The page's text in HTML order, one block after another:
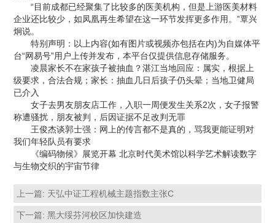
“目前成都已经聚集了比较多的医美机构，但是上游医美材料
企业还比较少，如凤凰再生希望在这一环节发挥更多作用。”覃兴
炯说。
特别声明：以上内容(如有图片或视频亦包括在内)为自媒体平
台“网易号”用户上传并发布，本平台仅提供信息存储服务。
凌晨家长不在家孩子被抽血？湛江当地回应：属实，根据上
级要求，合法合规；家长：抽血几日后孩子仍头晕；当地卫健局
已介入
女子去男友朋友店工作，入职一周便发生关系2次，女子报警
称遭骚扰，朋友被判，后因证据不足改判无罪
王俊杰谈郭士强：网上的传言都不是真的，骂我更能证明对
我们年轻队员有要求
《编码物候》展览开幕 北京时代美术馆以科学艺术解读数字
与生物交织的宇宙节律
上一篇: 天弘中证工程机械主题指数主张C
下一篇: 黑大绥芬河校区加快建造